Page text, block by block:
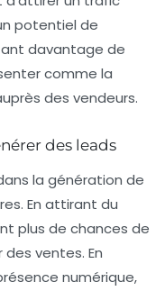
potentiel de
davantage de
comme la
des vendeurs.
des leads
la génération de
En attirant du
plus de chances de
ventes. En
numérique,